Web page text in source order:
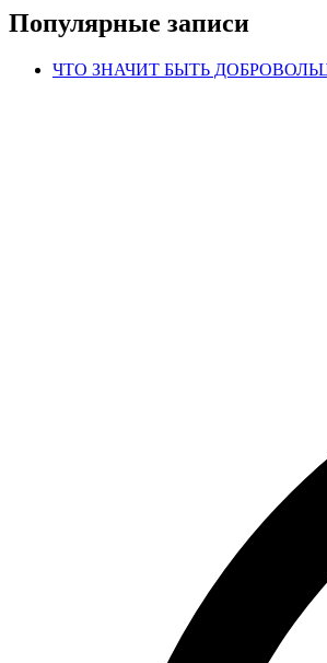
Популярные записи
ЧТО ЗНАЧИТ БЫТЬ